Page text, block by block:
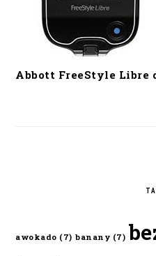
Abbott FreeStyle Libre
awokado (7) banany (7)